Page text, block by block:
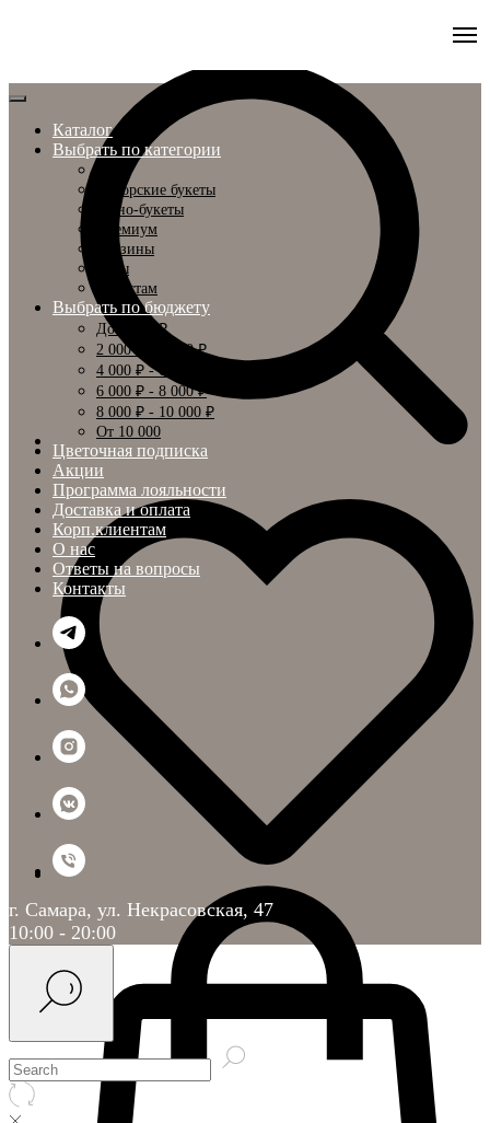
Каталог
Выбрать по категории
Авторские букеты
Моно-букеты
Премиум
Корзины
Розы
Невестам
Выбрать по бюджету
До 2 000 ₽
2 000 ₽ - 4 000 ₽
4 000 ₽ - 6 000 ₽
6 000 ₽ - 8 000 ₽
8 000 ₽ - 10 000 ₽
От 10 000
Цветочная подписка
Акции
Программа лояльности
Доставка и оплата
Корп.клиентам
О нас
Ответы на вопросы
Контакты
г. Самара, ул. Некрасовская, 47
10:00 - 20:00